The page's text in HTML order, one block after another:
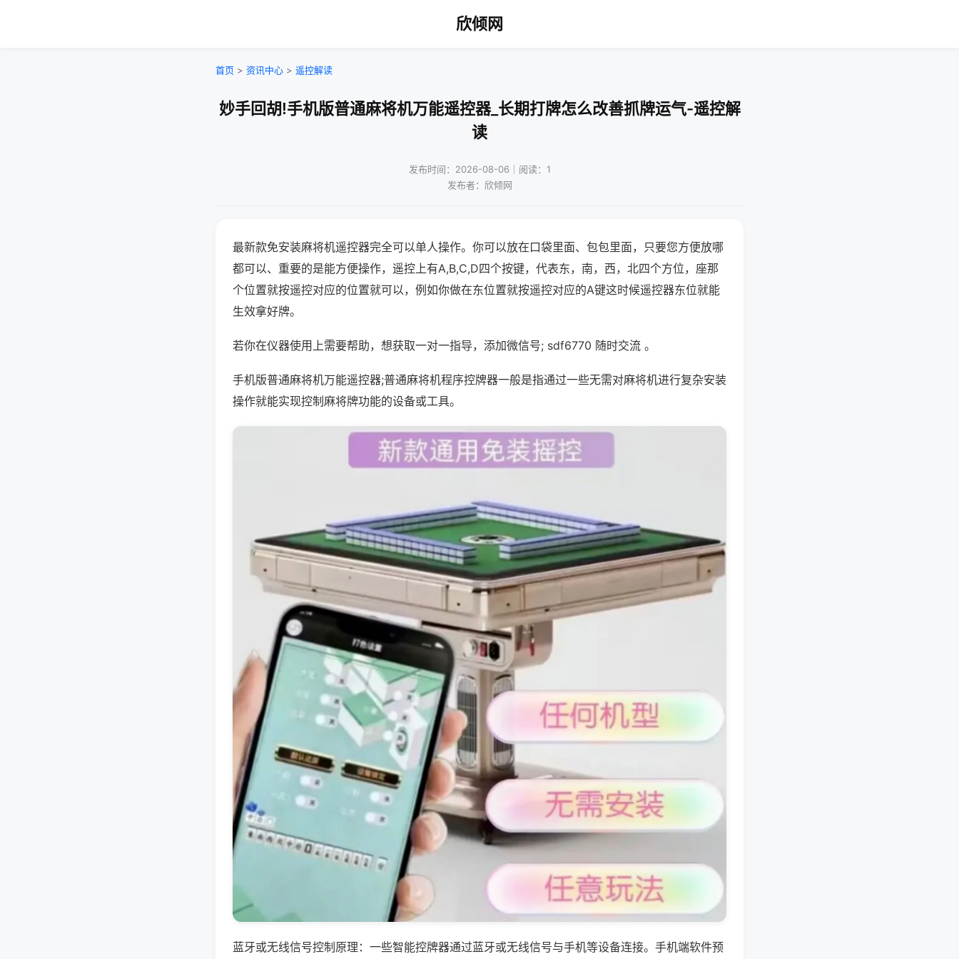
欣倾网
首页 > 资讯中心 > 遥控解读
妙手回胡!手机版普通麻将机万能遥控器_长期打牌怎么改善抓牌运气-遥控解
读
发布时间：2026-08-06｜阅读：1
发布者：欣倾网
最新款免安装麻将机遥控器完全可以单人操作。你可以放在口袋里面、包包里面，只要您方便放哪
都可以、重要的是能方便操作，遥控上有A,B,C,D四个按键，代表东，南，西，北四个方位，座那
个位置就按遥控对应的位置就可以，例如你做在东位置就按遥控对应的A键这时候遥控器东位就能
生效拿好牌。
若你在仪器使用上需要帮助，想获取一对一指导，添加微信号; sdf6770 随时交流 。
手机版普通麻将机万能遥控器;普通麻将机程序控牌器一般是指通过一些无需对麻将机进行复杂安装
操作就能实现控制麻将牌功能的设备或工具。
蓝牙或无线信号控制原理：一些智能控牌器通过蓝牙或无线信号与手机等设备连接。手机端软件预